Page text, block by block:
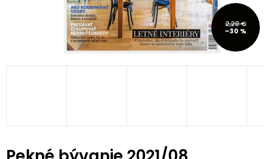
2,20 €
–30 %